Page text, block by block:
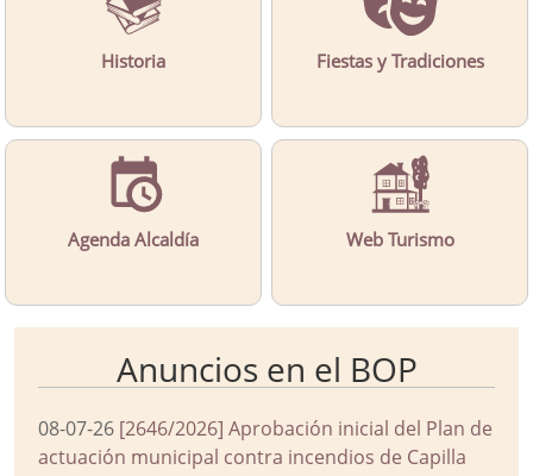
Historia Fiestas y Tradiciones
Agenda Alcaldía Web Turismo
Anuncios en el BOP
08-07-26 [2646/2026] Aprobación inicial del Plan de
actuación municipal contra incendios de Capilla